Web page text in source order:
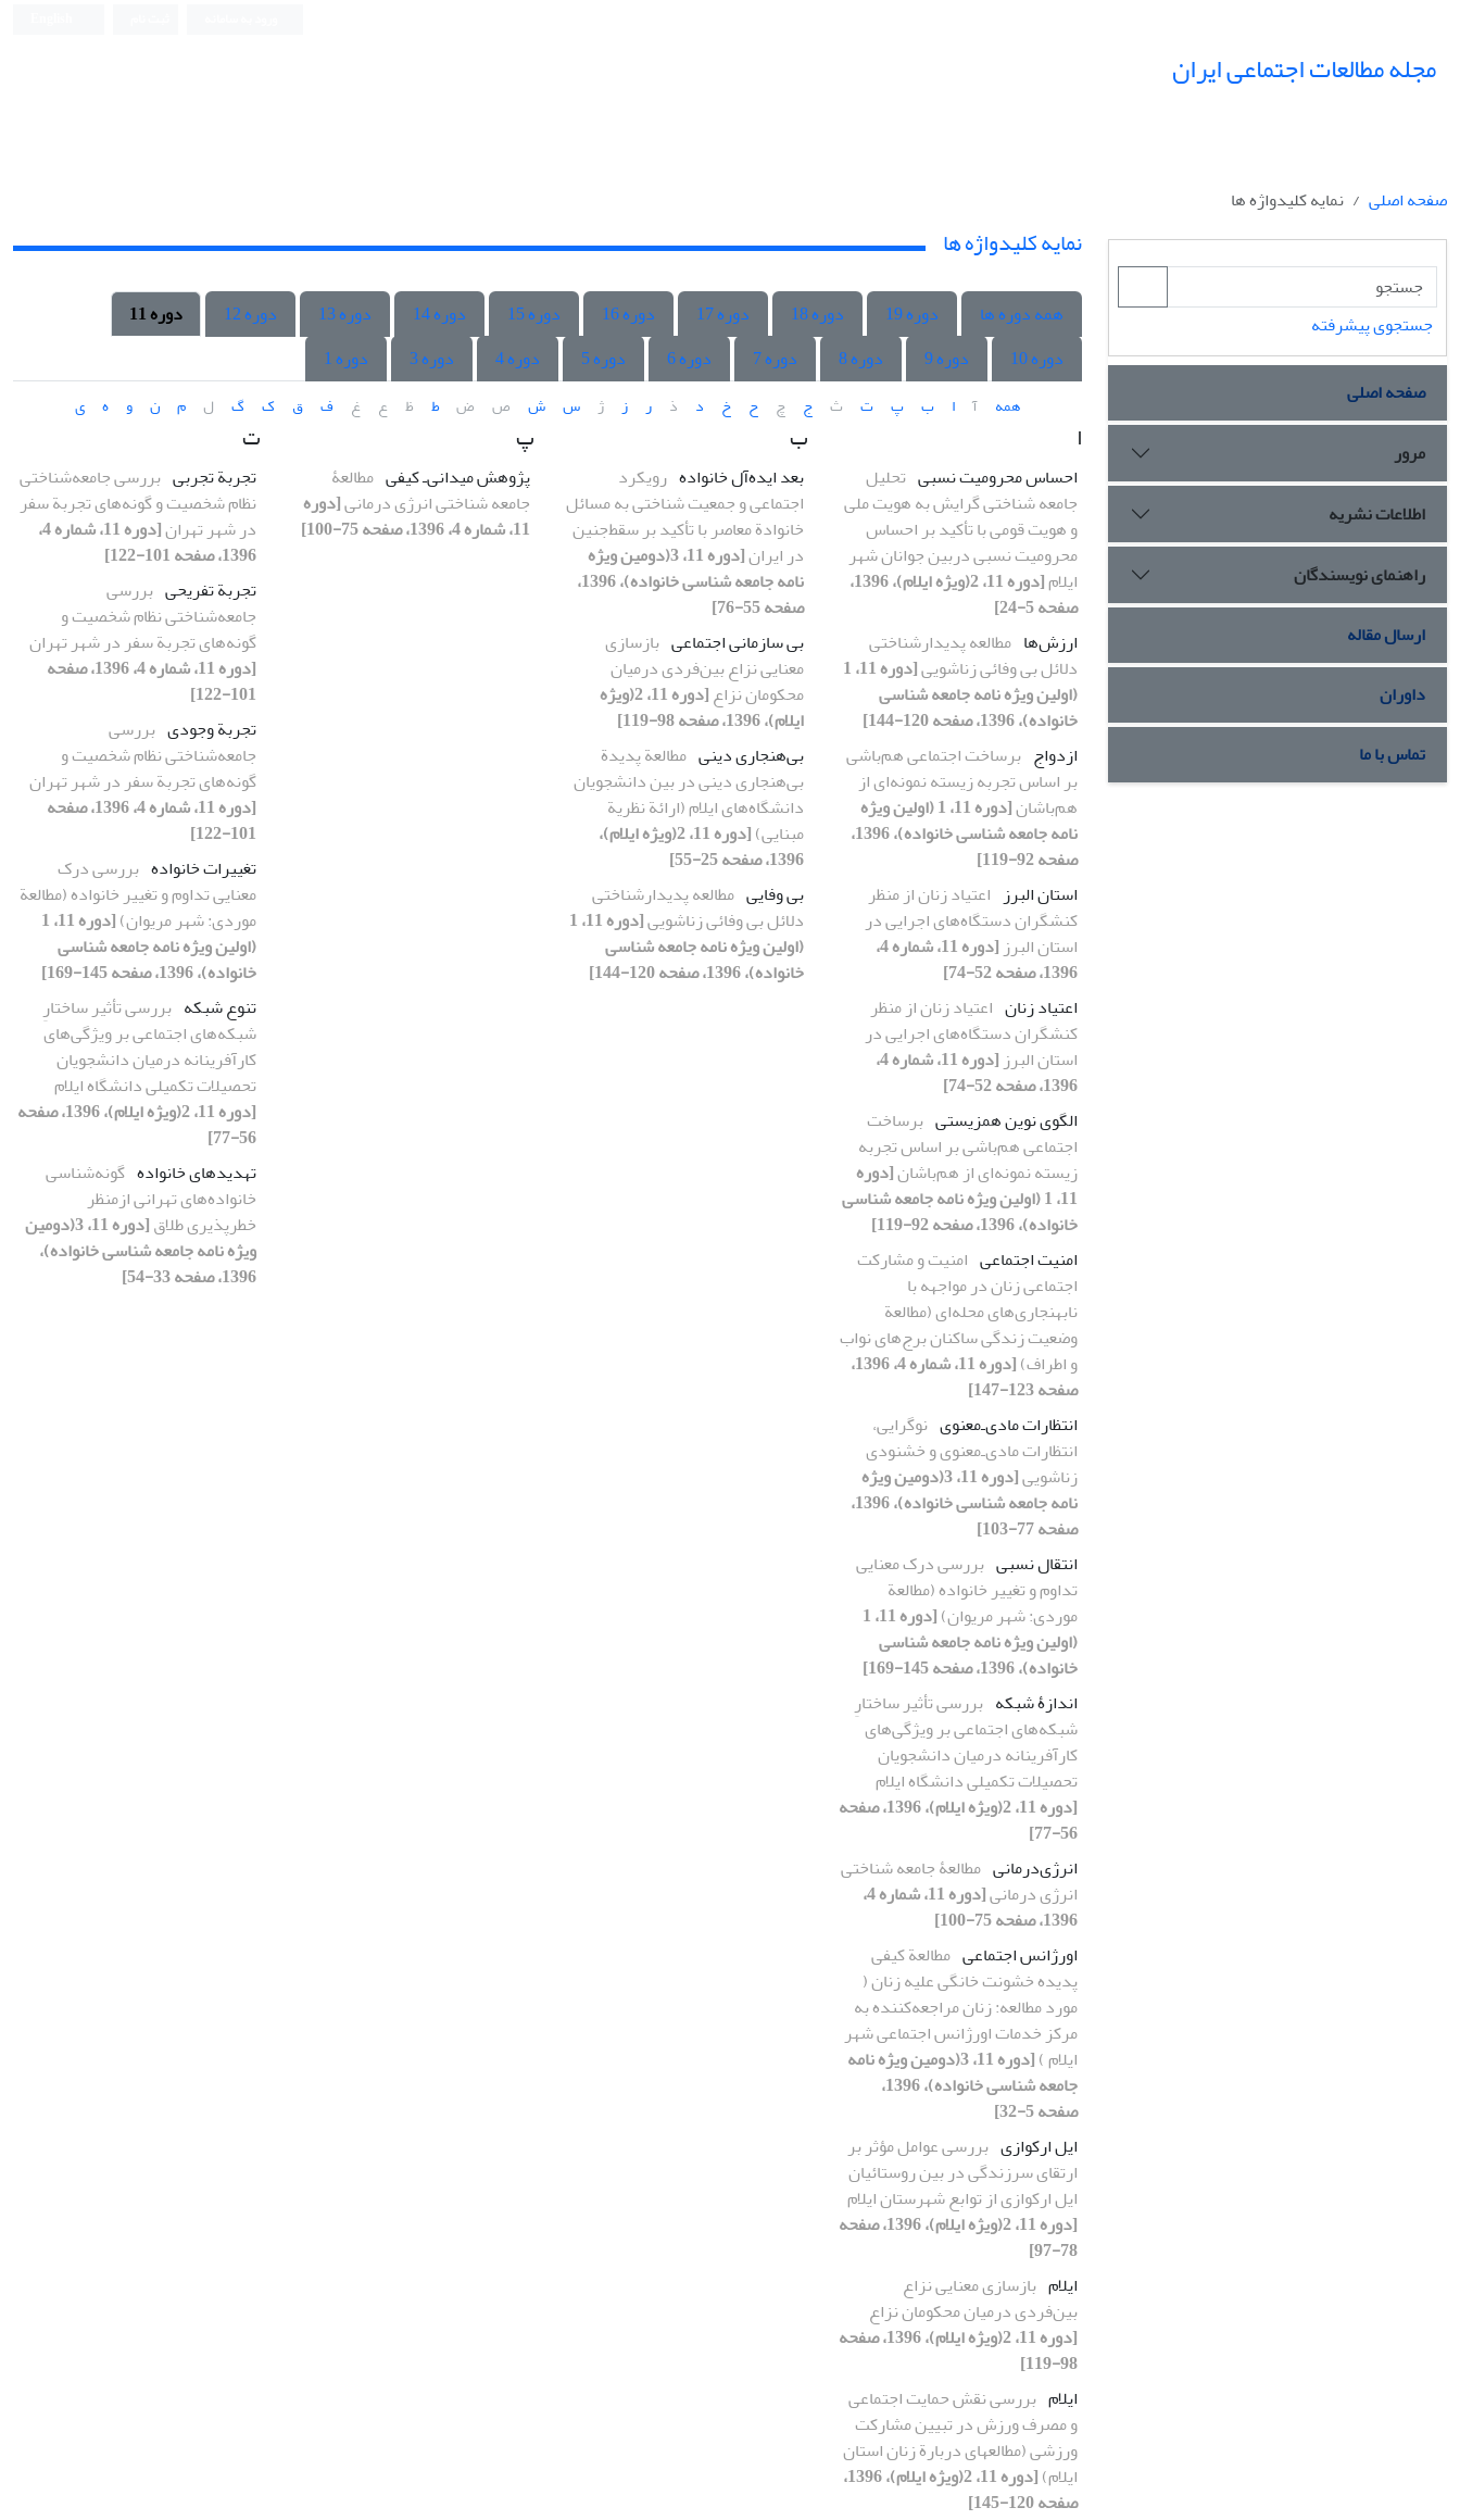
مجله مطالعات اجتماعی ایران
صفحه اصلی نمایه کلیدواژه ها
جستجوی پیشرفته
صفحه اصلی
مرور
اطلاعات نشریه
راهنمای نویسندگان
ارسال مقاله
داوران
تماس با ما
نمایه کلیدواژه ها
همه دوره ها دوره 19 دوره 18 دوره 17 دوره 16 دوره 15 دوره 14 دوره 13 دوره 12
دوره 11
دوره 10
دوره 9 دوره 8 دوره 7 دوره 6 دوره 5 دوره 4 دوره 3 دوره 1
همه آ ا ب پ ت ث ج چ ح خ د ذ ر ز ژ س ش ص ض ط ظ ع غ ف ق ک گ ل م ن و ه ی
ا
احساس محرومیت نسبی تحلیل
جامعه شناختی گرایش به هویت ملی
و هویت قومی با تأکید بر احساس
محرومیت نسبی دربین جوانان شهر
ایلام
[دوره 11، 2(ویژه ایلام)، 1396،
صفحه 5-24]
ارزش‌ها مطالعه پدیدارشناختی
دلائل بی وفائی زناشویی
[دوره 11، 1
(اولین ویژه نامه جامعه شناسی
خانواده)، 1396، صفحه 120-144]
ازدواج برساخت اجتماعی هم‌باشی
بر اساس تجربه زیسته نمونه‌ای از
هم‌باشان
[دوره 11، 1 (اولین ویژه
نامه جامعه شناسی خانواده)، 1396،
صفحه 92-119]
استان البرز اعتیاد زنان از منظر
کنشگران دستگاه‌های اجرایی در
استان البرز
[دوره 11، شماره 4،
1396، صفحه 52-74]
اعتیاد زنان اعتیاد زنان از منظر
کنشگران دستگاه‌های اجرایی در
استان البرز
[دوره 11، شماره 4،
1396، صفحه 52-74]
الگوی نوین هم­زیستی برساخت
اجتماعی هم‌باشی بر اساس تجربه
زیسته نمونه‌ای از هم‌باشان[دوره
11، 1 (اولین ویژه نامه جامعه شناسی
خانواده)، 1396، صفحه 92-119]
امنیت اجتماعی امنیت و مشارکت
اجتماعی زنان در مواجهه با
نابهنجاری‌های محله‌ای (مطالعة
وضعیت زندگی ساکنان برج‌های نواب
و اطراف)
[دوره 11، شماره 4، 1396،
صفحه 123-147]
انتظارات مادی‌ـ‌معنوی نوگرایی،
انتظارات مادی‌ـ‌معنوی و خشنودی
زناشویی
[دوره 11، 3(دومین ویژه
نامه جامعه شناسی خانواده)، 1396،
صفحه 77-103]
انتقال نسبی بررسی درک معنایی
تداوم و تغییر خانواده (مطالعة
موردی: شهر مریوان)
[دوره 11، 1
(اولین ویژه نامه جامعه شناسی
خانواده)، 1396، صفحه 145-169]
اندازۀ شبکه بررسی تأثیر ساختارِ
شبکه‌های اجتماعی بر ویژگی‌های
کارآفرینانه درمیان دانشجویان
تحصیلات تکمیلی دانشگاه ایلام
[دوره 11، 2(ویژه ایلام)، 1396، صفحه
56-77]
انرژی‌درمانی مطالعۀ جامعه شناختی
انرژی درمانی
[دوره 11، شماره 4،
1396، صفحه 75-100]
اورژانس اجتماعی مطالعة کیفی
پدیده خشونت خانگی علیه زنان (
مورد مطالعه: زنان مراجعه‌کننده به
مرکز خدمات اورژانس اجتماعی شهر
ایلام )
[دوره 11، 3(دومین ویژه نامه
جامعه شناسی خانواده)، 1396،
صفحه 5-32]
ایل ارکوازی بررسی عوامل مؤثر بر
ارتقای سرزندگی در بین روستائیان
ایل ارکوازی از توابع شهرستان ایلام
[دوره 11، 2(ویژه ایلام)، 1396، صفحه
78-97]
ایلام بازسازی معنایی نزاع
بین‌فردی درمیان محکومان نزاع
[دوره 11، 2(ویژه ایلام)، 1396، صفحه
98-119]
ایلام بررسی نقش حمایت اجتماعی
و مصرف ورزش در تبیین مشارکت
ورزشی (مطالعهای دربارة زنان استان
ایلام)
[دوره 11، 2(ویژه ایلام)، 1396،
صفحه 120-145]
ب
بعد ایده‌آل خانواده رویکرد
اجتماعی و جمعیت شناختی به مسائل
خانوادة معاصر با تأکید بر سقط‌جنین
در ایران
[دوره 11، 3(دومین ویژه
نامه جامعه شناسی خانواده)، 1396،
صفحه 55-76]
بی­ سازمانی اجتماعی بازسازی
معنایی نزاع بین‌فردی درمیان
محکومان نزاع
[دوره 11، 2(ویژه
ایلام)، 1396، صفحه 98-119]
بی‌هنجاری دینی مطالعة پدیدة
بی‌هنجاری دینی در بین دانشجویان
دانشگاه‌های ایلام (ارائة نظریة
مبنایی)
[دوره 11، 2(ویژه ایلام)،
1396، صفحه 25-55]
بی وفایی مطالعه پدیدارشناختی
دلائل بی وفائی زناشویی
[دوره 11، 1
(اولین ویژه نامه جامعه شناسی
خانواده)، 1396، صفحه 120-144]
پ
پژوهش میدانی‌ـ کیفی مطالعۀ
جامعه شناختی انرژی درمانی[دوره
11، شماره 4، 1396، صفحه 75-100]
ت
تجربة تجربی بررسی جامعه‌شناختی
نظام شخصیت و گونه‌های تجربة سفر
در شهر تهران
[دوره 11، شماره 4،
1396، صفحه 101-122]
تجربة تفریحی بررسی
جامعه‌شناختی نظام شخصیت و
گونه‌های تجربة سفر در شهر تهران
[دوره 11، شماره 4، 1396، صفحه
101-122]
تجربة وجودی بررسی
جامعه‌شناختی نظام شخصیت و
گونه‌های تجربة سفر در شهر تهران
[دوره 11، شماره 4، 1396، صفحه
101-122]
تغییرات خانواده بررسی درک
معنایی تداوم و تغییر خانواده (مطالعة
موردی: شهر مریوان)
[دوره 11، 1
(اولین ویژه نامه جامعه شناسی
خانواده)، 1396، صفحه 145-169]
تنوع شبکه بررسی تأثیر ساختارِ
شبکه‌های اجتماعی بر ویژگی‌های
کارآفرینانه درمیان دانشجویان
تحصیلات تکمیلی دانشگاه ایلام
[دوره 11، 2(ویژه ایلام)، 1396، صفحه
56-77]
تهدیدهای خانواده گونه‌شناسی
خانواده‌های تهرانی ازمنظر
خطرپذیری طلاق
[دوره 11، 3(دومین
ویژه نامه جامعه شناسی خانواده)،
1396، صفحه 33-54]